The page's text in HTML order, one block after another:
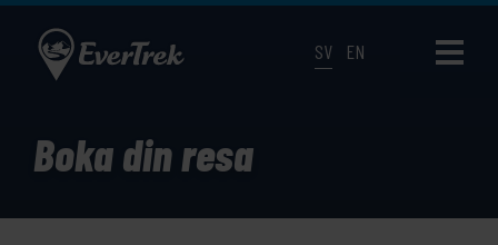
SV EN
Boka din resa